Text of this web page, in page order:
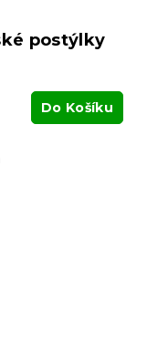
postýlky
Do Košíku